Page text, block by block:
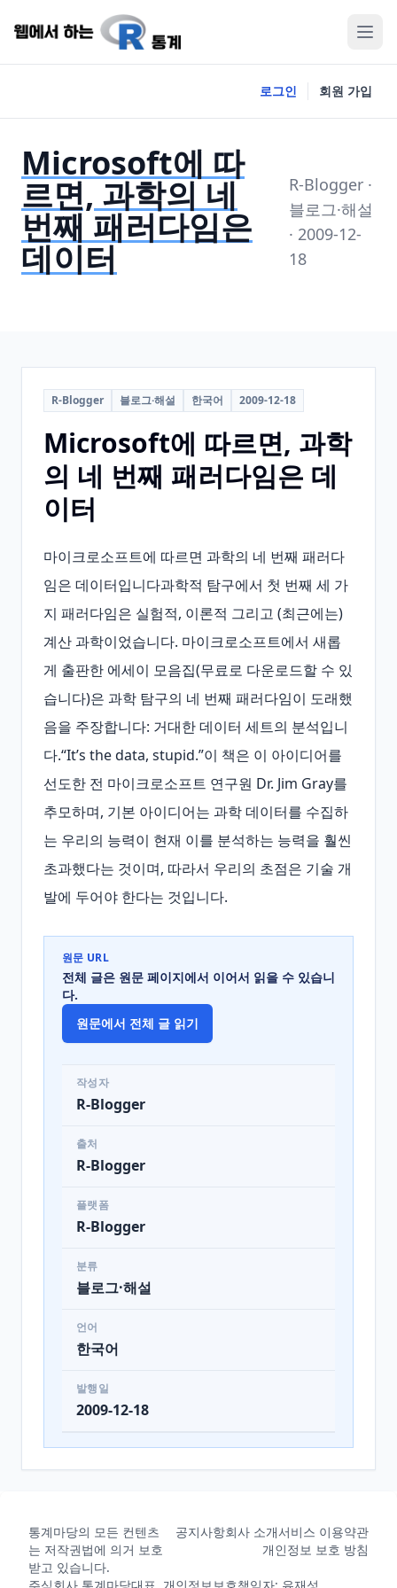
로그인 회원 가입
Microsoft에 따
르면, 과학의 네
번째 패러다임은
데이터
R-Blogger ·
블로그·해설
· 2009-12-
18
R-Blogger 블로그·해설 한국어 2009-12-18
Microsoft에 따르면, 과학
의 네 번째 패러다임은 데
이터
마이크로소프트에 따르면 과학의 네 번째 패러다
임은 데이터입니다과학적 탐구에서 첫 번째 세 가
지 패러다임은 실험적, 이론적 그리고 (최근에는)
계산 과학이었습니다. 마이크로소프트에서 새롭
게 출판한 에세이 모음집(무료로 다운로드할 수 있
습니다)은 과학 탐구의 네 번째 패러다임이 도래했
음을 주장합니다: 거대한 데이터 세트의 분석입니
다.“It’s the data, stupid.”이 책은 이 아이디어를
선도한 전 마이크로소프트 연구원 Dr. Jim Gray를
추모하며, 기본 아이디어는 과학 데이터를 수집하
는 우리의 능력이 현재 이를 분석하는 능력을 훨씬
초과했다는 것이며, 따라서 우리의 초점은 기술 개
발에 두어야 한다는 것입니다.
원문 URL
전체 글은 원문 페이지에서 이어서 읽을 수 있습니
다.
원문에서 전체 글 읽기
작성자
R-Blogger
출처
R-Blogger
플랫폼
R-Blogger
분류
블로그·해설
언어
한국어
발행일
2009-12-18
통계마당의 모든 컨텐츠
는 저작권법에 의거 보호
받고 있습니다.
공지사항회사 소개서비스 이용약관
개인정보 보호 방침